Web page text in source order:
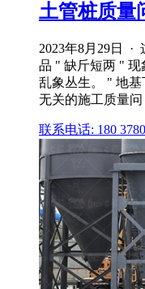
土管桩质量
2023年8月29日 ·
品 " 缺斤短两 " 现
乱象丛生。 " 地
无关的施工质量问
联系电话: 180